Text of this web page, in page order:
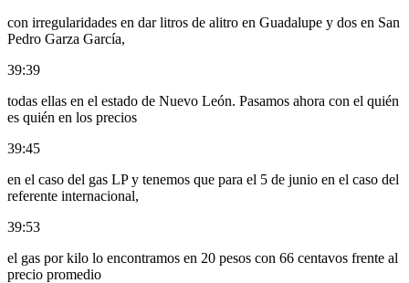
con irregularidades en dar litros de alitro en Guadalupe y dos en San
Pedro Garza García,
39:39
todas ellas en el estado de Nuevo León. Pasamos ahora con el quién
es quién en los precios
39:45
en el caso del gas LP y tenemos que para el 5 de junio en el caso del
referente internacional,
39:53
el gas por kilo lo encontramos en 20 pesos con 66 centavos frente al
precio promedio